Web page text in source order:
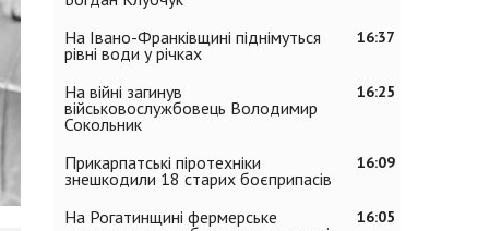
16:37
На Івано-Франківщині піднімуться
рівні води у річках
16:25
На війні загинув
військовослужбовець Володимир
Сокольник
16:09
Прикарпатські піротехніки
знешкодили 18 старих боєприпасів
16:05
На Рогатинщині фермерське